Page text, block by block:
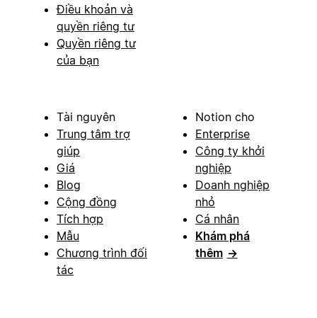
Điều khoản và
quyền riêng tư
Quyền riêng tư
của bạn
Tài nguyên
Trung tâm trợ
giúp
Giá
Blog
Cộng đồng
Tích hợp
Mẫu
Chương trình đối
tác
Notion cho
Enterprise
Công ty khởi
nghiệp
Doanh nghiệp
nhỏ
Cá nhân
Khám phá
thêm →